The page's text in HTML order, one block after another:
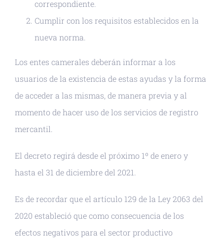
correspondiente.
Cumplir con los requisitos establecidos en la
nueva norma.
Los entes camerales deberán informar a los
usuarios de la existencia de estas ayudas y la forma
de acceder a las mismas, de manera previa y al
momento de hacer uso de los servicios de registro
mercantil.
El decreto regirá desde el próximo 1º de enero y
hasta el 31 de diciembre del 2021.
Es de recordar que el artículo 129 de la Ley 2063 del
2020 estableció que como consecuencia de los
efectos negativos para el sector productivo